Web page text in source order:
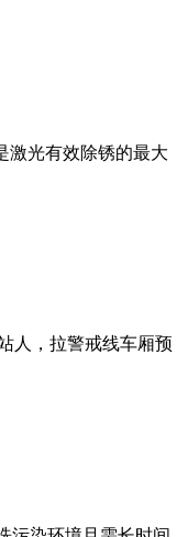
激光有效除锈的最大
人，拉警戒线车厢预